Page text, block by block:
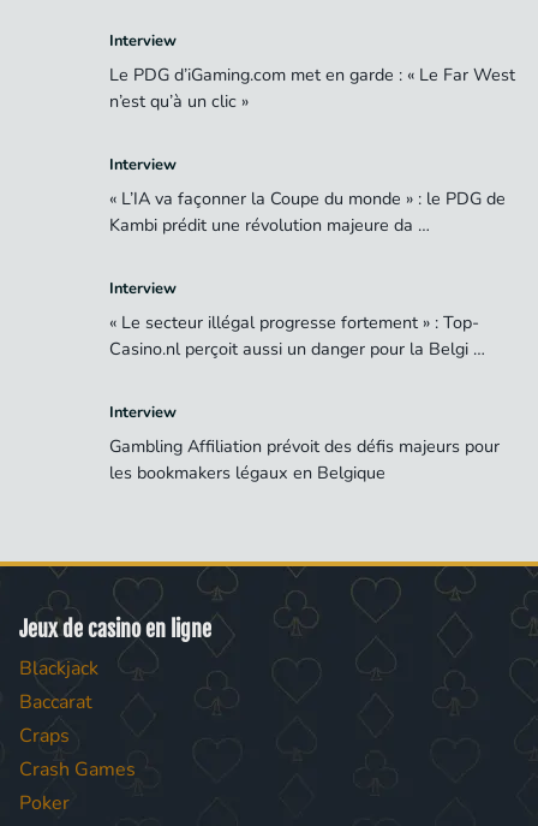
Interview
Le PDG d’iGaming.com met en garde : « Le Far West
n’est qu’à un clic »
Interview
« L’IA va façonner la Coupe du monde » : le PDG de
Kambi prédit une révolution majeure da …
Interview
« Le secteur illégal progresse fortement » : Top-
Casino.nl perçoit aussi un danger pour la Belgi …
Interview
Gambling Affiliation prévoit des défis majeurs pour
les bookmakers légaux en Belgique
Jeux de casino en ligne
Blackjack
Baccarat
Craps
Crash Games
Poker